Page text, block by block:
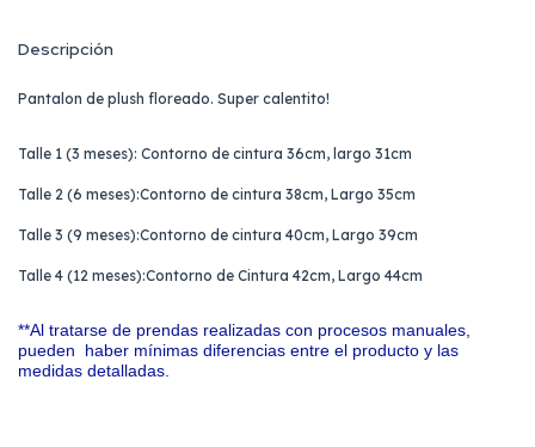
Descripción
Pantalon de plush floreado. Super calentito!
Talle 1 (3 meses): Contorno de cintura 36cm, largo 31cm
Talle 2 (6 meses):Contorno de cintura 38cm, Largo 35cm
Talle 3 (9 meses):Contorno de cintura 40cm, Largo 39cm
Talle 4 (12 meses):Contorno de Cintura 42cm, Largo 44cm
**Al tratarse de prendas realizadas con procesos manuales,
pueden haber mínimas diferencias entre el producto y las
medidas detalladas.